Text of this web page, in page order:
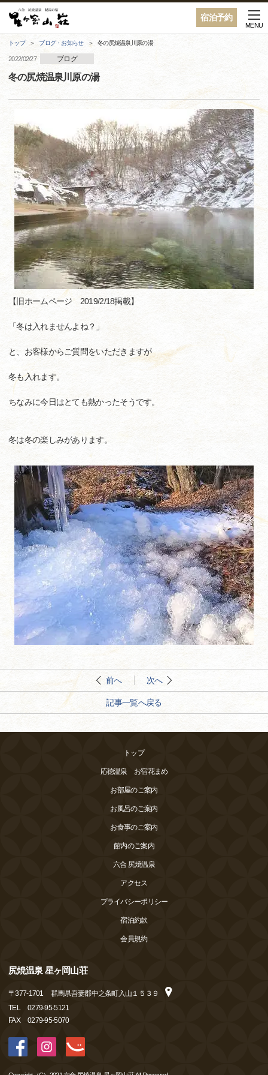
宿泊予約
MENU
トップ ブログ・お知らせ 冬の尻焼温泉川原の湯
2022/02/27 ブログ
冬の尻焼温泉川原の湯
【旧ホームページ 2019/2/18掲載】
「冬は入れませんよね？」
と、お客様からご質問をいただきますが
冬も入れます。
ちなみに今日はとても熱かったそうです。
冬は冬の楽しみがあります。
前へ 次へ
記事一覧へ戻る
トップ
応徳温泉 お宿花まめ
お部屋のご案内
お風呂のご案内
お食事のご案内
館内のご案内
六合 尻焼温泉
アクセス
プライバシーポリシー
宿泊約款
会員規約
尻焼温泉 星ヶ岡山荘
〒377-1701
群馬県吾妻郡中之条町入山１５３９
TEL
0279-95-5121
FAX
0279-95-5070